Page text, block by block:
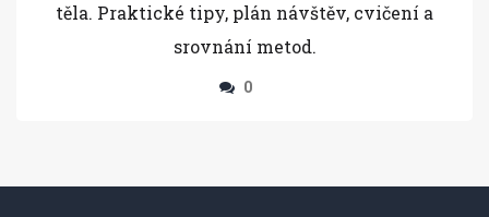
těla. Praktické tipy, plán návštěv, cvičení a
srovnání metod.
0